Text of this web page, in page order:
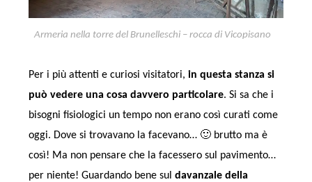
Armeria nella torre del Brunelleschi – rocca di Vicopisano
Per i più attenti e curiosi visitatori, in questa stanza si
può vedere una cosa davvero particolare. Si sa che i
bisogni fisiologici un tempo non erano così curati come
oggi. Dove si trovavano la facevano… 🙂 brutto ma è
così! Ma non pensare che la facessero sul pavimento…
per niente! Guardando bene sul davanzale della